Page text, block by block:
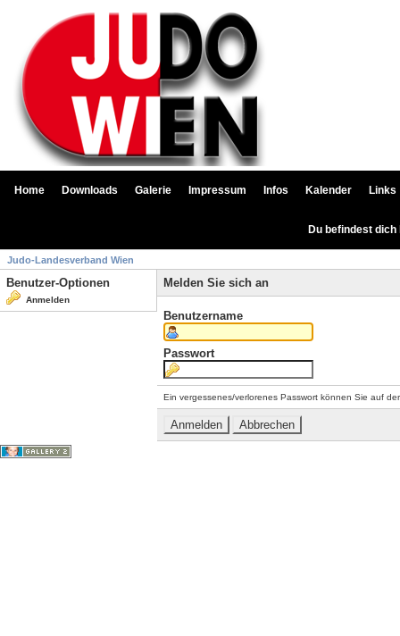
Home Downloads Galerie Impressum Infos Kalender Links
Du befindest
Judo-Landesverband Wien
Benutzer-Optionen
Anmelden
Melden Sie sich an
Benutzername
Passwort
Ein vergessenes/verlorenes Passwort können Sie auf